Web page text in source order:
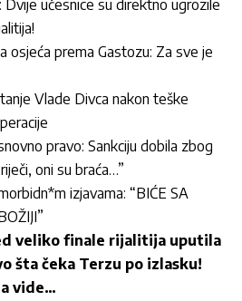
Dvije učesnice su direktno ugrozile
osjeća prema Gastozu: Za sve je
Vlade Divca nakon teške
pravo: Sankciju dobila zbog
oni su braća…”
izjavama: “BIĆE SA
veliko finale rijalitija uputila
šta čeka Terzu po izlasku!
vide…